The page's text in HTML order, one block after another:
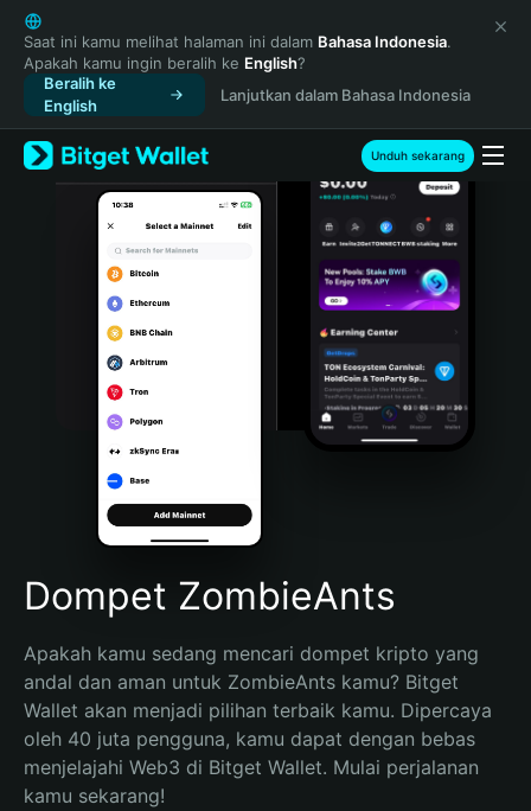
English
日本語
Tiếng Việt
Русский
Español (Latinoamérica)
Türkçe
Italiano
Português (Portugal)
Bahasa Indonesia
Português (Brasil)
Español (Argentina)
Saat ini kamu melihat halaman ini dalam Bahasa Indonesia.
Apakah kamu ingin beralih ke English?
Beralih ke
English
Lanjutkan dalam Bahasa Indonesia
Unduh sekarang
Dompet ZombieAnts
Apakah kamu sedang mencari dompet kripto yang
andal dan aman untuk ZombieAnts kamu? Bitget
Wallet akan menjadi pilihan terbaik kamu. Dipercaya
oleh 40 juta pengguna, kamu dapat dengan bebas
menjelajahi Web3 di Bitget Wallet. Mulai perjalanan
kamu sekarang!